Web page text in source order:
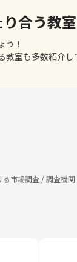
合う教
う！
教室も多数紹介し
市場調査 / 調査機